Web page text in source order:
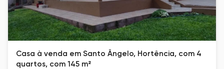
Casa à venda em Santo Ângelo, Hortência, com 4
quartos, com 145 m²